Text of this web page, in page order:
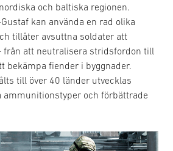
och baltiska regionen.
kan använda en rad olika
tillåter avsuttna soldater att
från att neutralisera stridsfordon till
bekämpa fiender i byggnader.
till över 40 länder utvecklas
ammunitionstyper och förbättrade